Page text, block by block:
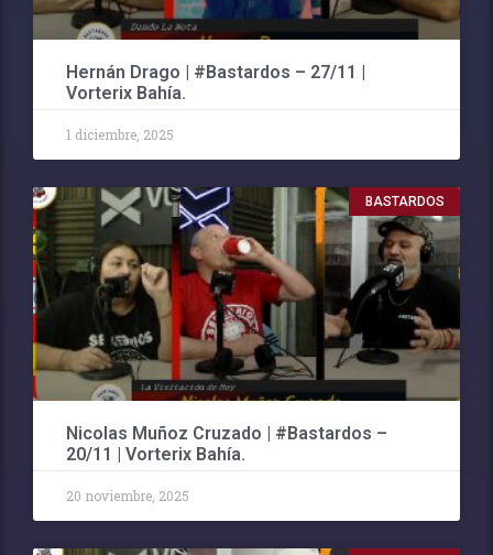
Hernán Drago | #Bastardos – 27/11 |
Vorterix Bahía.
1 diciembre, 2025
BASTARDOS
Nicolas Muñoz Cruzado | #Bastardos –
20/11 | Vorterix Bahía.
20 noviembre, 2025